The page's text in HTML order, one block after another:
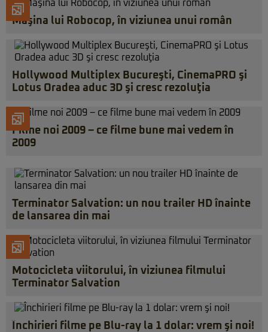
Maşina lui Robocop, în viziunea unui român
Hollywood Multiplex Bucureşti, CinemaPRO şi
Lotus Oradea aduc 3D şi cresc rezoluţia
Filme noi 2009 – ce filme bune mai vedem în
2009
Terminator Salvation: un nou trailer HD înainte
de lansarea din mai
Motocicleta viitorului, în viziunea filmului
Terminator Salvation
Închirieri filme pe Blu-ray la 1 dolar: vrem şi noi!